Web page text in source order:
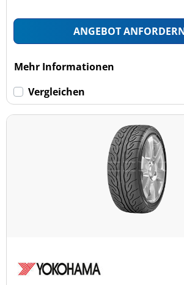
ANGEBOT
Mehr Informationen
Vergleichen